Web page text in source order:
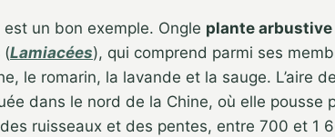
est un bon exemple. Ongle plante
(Lamiacées), qui comprend parmi ses
le romarin, la lavande et la sauge. L’aire
dans le nord de la Chine, où elle pousse
ruisseaux et des pentes, entre 700 et 1